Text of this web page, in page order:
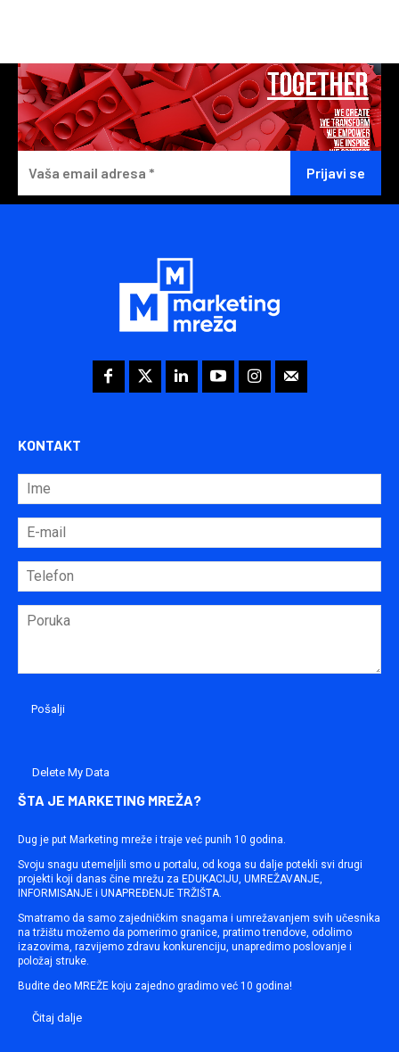
KONTAKT
Delete My Data
ŠTA JE MARKETING MREŽA?
Dug je put Marketing mreže i traje već punih 10 godina.
Svoju snagu utemeljili smo u portalu, od koga su dalje potekli svi drugi
projekti koji danas čine mrežu za EDUKACIJU, UMREŽAVANJE,
INFORMISANJE i UNAPREĐENJE TRŽIŠTA.
Smatramo da samo zajedničkim snagama i umrežavanjem svih učesnika
na tržištu možemo da pomerimo granice, pratimo trendove, odolimo
izazovima, razvijemo zdravu konkurenciju, unapredimo poslovanje i
položaj struke.
Budite deo MREŽE koju zajedno gradimo već 10 godina!
Čitaj dalje